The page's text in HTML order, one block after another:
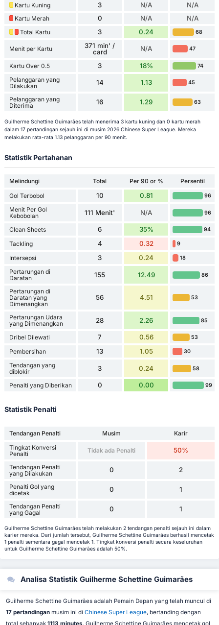
Kartu Kuning
3 N/A N/A
Kartu Merah 0 N/A N/A
Total Kartu 3 0.24 68
Menit per Kartu
371 min' /
card
N/A 47
Kartu Over 0.5 3 18% 74
Pelanggaran yang
Dilakukan
14 1.13 45
Pelanggaran yang
Diterima
16 1.29 63
Guilherme Schettine Guimarães telah menerima 3 kartu kuning dan 0 kartu merah
dalam 17 pertandingan sejauh ini di musim 2026 Chinese Super League. Mereka
melakukan rata-rata 1.13 pelanggaran per 90 menit.
Statistik Pertahanan
Melindungi Total Per 90 or %
Persentil
Gol Terbobol
10 0.81 96
Menit Per Gol
Kebobolan
111 Menit' N/A 96
Clean Sheets 6 35% 94
Tackling 4 0.32 9
Intersepsi 3 0.24 18
Pertarungan di
Daratan
155 12.49 86
Pertarungan di
Daratan yang
Dimenangkan
56 4.51 53
Pertarungan Udara
yang Dimenangkan
28 2.26 85
Dribel Dilewati 7 0.56 53
Pembersihan 13 1.05 30
Tendangan yang
diblokir
3 0.24 58
Penalti yang Diberikan 0 0.00 99
Statistik Penalti
Tendangan Penalti Musim
Karir
Tingkat Konversi
Penalti
Tidak ada Penalti 50%
Tendangan Penalti
yang Dilakukan
0 2
Penalti Gol yang
dicetak
0 1
Tendangan Penalti
yang Gagal
0 1
Guilherme Schettine Guimarães telah melakukan 2 tendangan penalti sejauh ini dalam
karier mereka. Dari jumlah tersebut, Guilherme Schettine Guimarães berhasil mencetak
1 penalti sementara gagal mencetak 1. Tingkat konversi penalti secara keseluruhan
untuk Guilherme Schettine Guimarães adalah 50%.
Analisa Statistik Guilherme Schettine Guimarães
Guilherme Schettine Guimarães adalah Pemain Depan yang telah muncul di
17 pertandinganmusim ini di Chinese Super League, bertanding dengan